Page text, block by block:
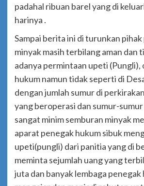
padahal ribuan barel yang di
harinya .
Sampai berita ini di turunkan
minyak masih terbilang aman dan
adanya permintaan upeti (Pungli),
hukum namun tidak seperti di
dengan jumlah sumur di
yang beroperasi dan sumur-
sangat minim semburan minyak
aparat penegak hukum sibuk
upeti(pungli) dari panitia yang di
meminta sejumlah uang yang
juta dan banyak lembaga penegak